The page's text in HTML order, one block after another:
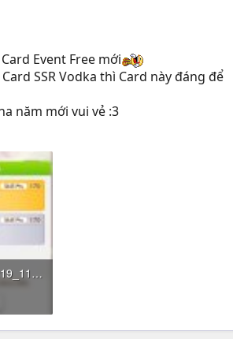
Event Free mới
SSR Vodka thì Card này đáng để
năm mới vui vẻ :3
Screenshot_20260219_115228_Umamusume.jpg